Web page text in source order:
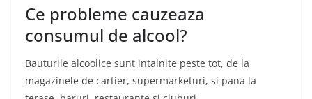
Ce probleme cauzeaza
consumul de alcool?
Bauturile alcoolice sunt intalnite peste tot, de la
magazinele de cartier, supermarketuri, si pana la